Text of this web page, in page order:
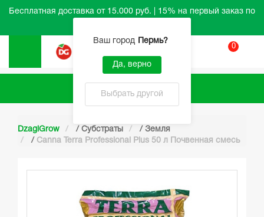
Бесплатная доставка от 15.000 руб. | 15% на первый заказ по
Ваш город Пермь?
Да, верно
Выбрать другой
0
Каталог
DzagiGrow / Субстраты / Земля
/ Canna Terra Professional Plus 50 л Почвенная смесь